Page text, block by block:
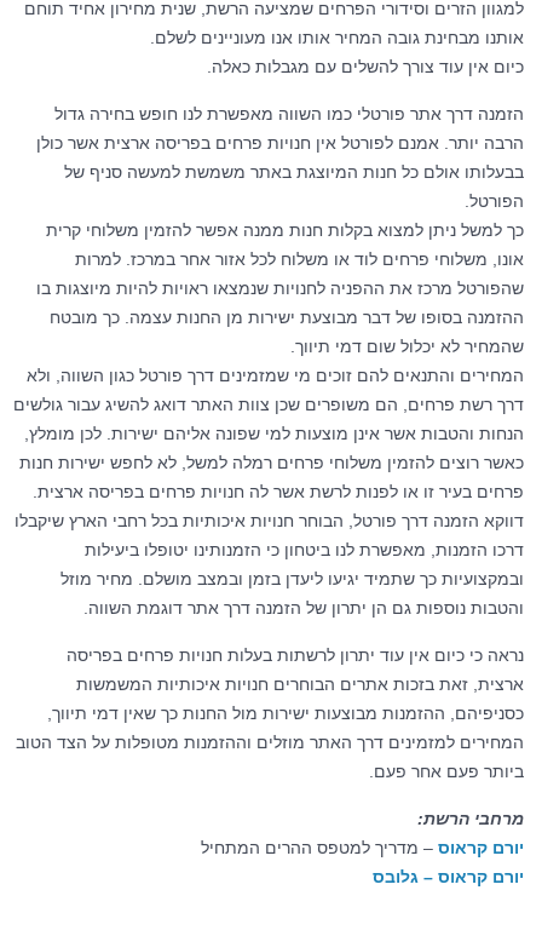
למגוון הזרים וסידורי הפרחים שמציעה הרשת, שנית מחירון אחיד תוחם
אותנו מבחינת גובה המחיר אותו אנו מעוניינים לשלם.
כיום אין עוד צורך להשלים עם מגבלות כאלה.
הזמנה דרך אתר פורטלי כמו השווה מאפשרת לנו חופש בחירה גדול
הרבה יותר. אמנם לפורטל אין חנויות פרחים בפריסה ארצית אשר כולן
בבעלותו אולם כל חנות המיוצגת באתר משמשת למעשה סניף של
הפורטל.
כך למשל ניתן למצוא בקלות חנות ממנה אפשר להזמין משלוחי קרית
אונו, משלוחי פרחים לוד או משלוח לכל אזור אחר במרכז. למרות
שהפורטל מרכז את ההפניה לחנויות שנמצאו ראויות להיות מיוצגות בו
ההזמנה בסופו של דבר מבוצעת ישירות מן החנות עצמה. כך מובטח
שהמחיר לא יכלול שום דמי תיווך.
המחירים והתנאים להם זוכים מי שמזמינים דרך פורטל כגון השווה, ולא
דרך רשת פרחים, הם משופרים שכן צוות האתר דואג להשיג עבור גולשים
הנחות והטבות אשר אינן מוצעות למי שפונה אליהם ישירות. לכן מומלץ,
כאשר רוצים להזמין משלוחי פרחים רמלה למשל, לא לחפש ישירות חנות
פרחים בעיר זו או לפנות לרשת אשר לה חנויות פרחים בפריסה ארצית.
דווקא הזמנה דרך פורטל, הבוחר חנויות איכותיות בכל רחבי הארץ שיקבלו
דרכו הזמנות, מאפשרת לנו ביטחון כי הזמנותינו יטופלו ביעילות
ובמקצועיות כך שתמיד יגיעו ליעדן בזמן ובמצב מושלם. מחיר מוזל
והטבות נוספות גם הן יתרון של הזמנה דרך אתר דוגמת השווה.
נראה כי כיום אין עוד יתרון לרשתות בעלות חנויות פרחים בפריסה
ארצית, זאת בזכות אתרים הבוחרים חנויות איכותיות המשמשות
כסניפיהם, ההזמנות מבוצעות ישירות מול החנות כך שאין דמי תיווך,
המחירים למזמינים דרך האתר מוזלים וההזמנות מטופלות על הצד הטוב
ביותר פעם אחר פעם.
מרחבי הרשת:
יורם קראוס – מדריך למטפס ההרים המתחיל
יורם קראוס – גלובס